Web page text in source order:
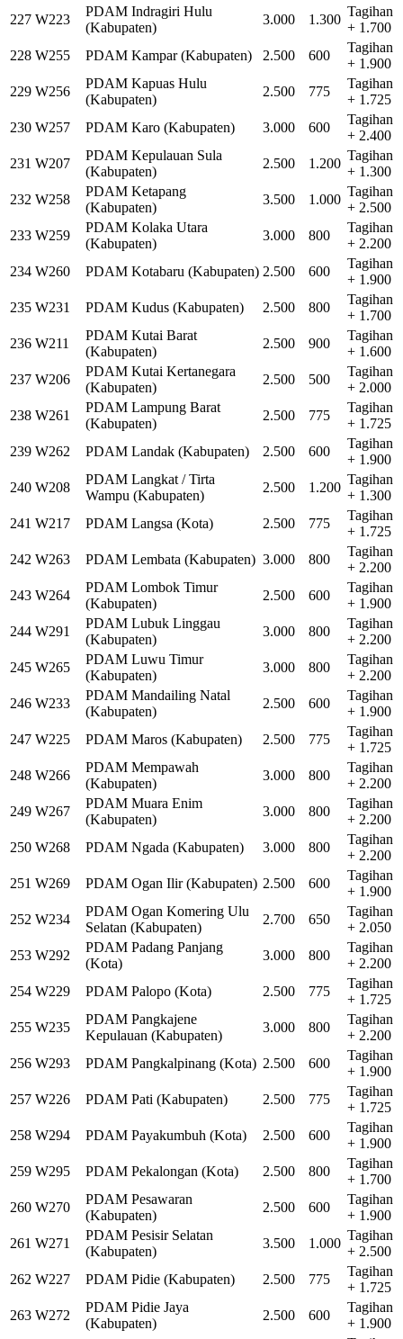
227 W223
PDAM Indragiri Hulu
(Kabupaten)
3.000 1.300
Tagihan
+ 1.700
228 W255 PDAM Kampar (Kabupaten) 2.500 600
Tagihan
+ 1.900
229 W256
PDAM Kapuas Hulu
(Kabupaten)
2.500 775
Tagihan
+ 1.725
230 W257 PDAM Karo (Kabupaten) 3.000 600
Tagihan
+ 2.400
231 W207
PDAM Kepulauan Sula
(Kabupaten)
2.500 1.200
Tagihan
+ 1.300
232 W258
PDAM Ketapang
(Kabupaten)
3.500 1.000
Tagihan
+ 2.500
233 W259
PDAM Kolaka Utara
(Kabupaten)
3.000 800
Tagihan
+ 2.200
234 W260 PDAM Kotabaru (Kabupaten) 2.500 600
Tagihan
+ 1.900
235 W231 PDAM Kudus (Kabupaten) 2.500 800
Tagihan
+ 1.700
236 W211
PDAM Kutai Barat
(Kabupaten)
2.500 900
Tagihan
+ 1.600
237 W206
PDAM Kutai Kertanegara
(Kabupaten)
2.500 500
Tagihan
+ 2.000
238 W261
PDAM Lampung Barat
(Kabupaten)
2.500 775
Tagihan
+ 1.725
239 W262 PDAM Landak (Kabupaten) 2.500 600
Tagihan
+ 1.900
240 W208
PDAM Langkat / Tirta
Wampu (Kabupaten)
2.500 1.200
Tagihan
+ 1.300
241 W217 PDAM Langsa (Kota) 2.500 775
Tagihan
+ 1.725
242 W263 PDAM Lembata (Kabupaten) 3.000 800
Tagihan
+ 2.200
243 W264
PDAM Lombok Timur
(Kabupaten)
2.500 600
Tagihan
+ 1.900
244 W291
PDAM Lubuk Linggau
(Kabupaten)
3.000 800
Tagihan
+ 2.200
245 W265
PDAM Luwu Timur
(Kabupaten)
3.000 800
Tagihan
+ 2.200
246 W233
PDAM Mandailing Natal
(Kabupaten)
2.500 600
Tagihan
+ 1.900
247 W225 PDAM Maros (Kabupaten) 2.500 775
Tagihan
+ 1.725
248 W266
PDAM Mempawah
(Kabupaten)
3.000 800
Tagihan
+ 2.200
249 W267
PDAM Muara Enim
(Kabupaten)
3.000 800
Tagihan
+ 2.200
250 W268 PDAM Ngada (Kabupaten) 3.000 800
Tagihan
+ 2.200
251 W269 PDAM Ogan Ilir (Kabupaten) 2.500 600
Tagihan
+ 1.900
252 W234
PDAM Ogan Komering Ulu
Selatan (Kabupaten)
2.700 650
Tagihan
+ 2.050
253 W292
PDAM Padang Panjang
(Kota)
3.000 800
Tagihan
+ 2.200
254 W229 PDAM Palopo (Kota) 2.500 775
Tagihan
+ 1.725
255 W235
PDAM Pangkajene
Kepulauan (Kabupaten)
3.000 800
Tagihan
+ 2.200
256 W293 PDAM Pangkalpinang (Kota) 2.500 600
Tagihan
+ 1.900
257 W226 PDAM Pati (Kabupaten) 2.500 775
Tagihan
+ 1.725
258 W294 PDAM Payakumbuh (Kota) 2.500 600
Tagihan
+ 1.900
259 W295 PDAM Pekalongan (Kota) 2.500 800
Tagihan
+ 1.700
260 W270
PDAM Pesawaran
(Kabupaten)
2.500 600
Tagihan
+ 1.900
261 W271
PDAM Pesisir Selatan
(Kabupaten)
3.500 1.000
Tagihan
+ 2.500
262 W227 PDAM Pidie (Kabupaten) 2.500 775
Tagihan
+ 1.725
263 W272
PDAM Pidie Jaya
(Kabupaten)
2.500 600
Tagihan
+ 1.900